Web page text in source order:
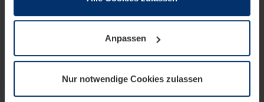
wenn diese für den Betrieb dieser Seite unbedingt
notwendig sind. Für alle anderen Cookie-Typen benötigen
wir Ihre Erlaubnis. Ihre Einwilligung können Sie jederzeit
Datenschutzerklärungunserer Website ändern oder
widerrufen.
Anpassen
Nur notwendige Cookies zulassen